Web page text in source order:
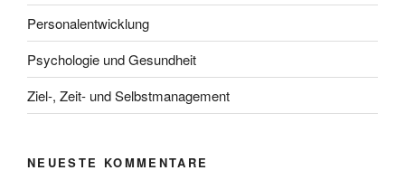
Personalentwicklung
Psychologie und Gesundheit
Ziel-, Zeit- und Selbstmanagement
NEUESTE KOMMENTARE